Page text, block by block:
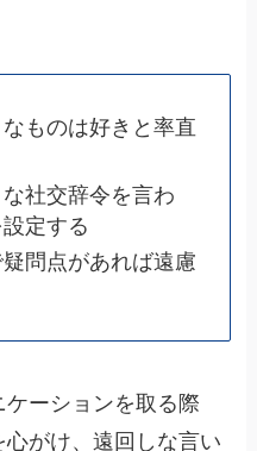
ものは好きと率直
な社交辞令を言わ
定する
問点があれば遠慮
ーションを取る際
がけ、遠回しな言い